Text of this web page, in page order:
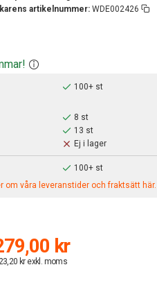
artikelnummer: WDE002426
100+ st
8 st
13 st
Ej i lager
100+ st
om våra leveranstider och fraktsätt här.
kr
kr exkl. moms